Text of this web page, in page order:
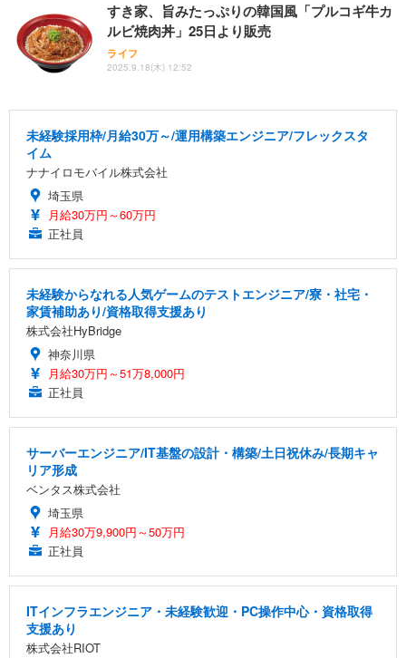
すき家、旨みたっぷりの韓国風「プルコギ牛カ
ルビ焼肉丼」25日より販売
ライフ
2025.9.18(木) 12:52
未経験採用枠/月給30万～/運用構築エンジニア/フレックスタ
イム
ナナイロモバイル株式会社
埼玉県
月給30万円～60万円
正社員
未経験からなれる人気ゲームのテストエンジニア/寮・社宅・
家賃補助あり/資格取得支援あり
株式会社HyBridge
神奈川県
月給30万円～51万8,000円
正社員
サーバーエンジニア/IT基盤の設計・構築/土日祝休み/長期キャ
リア形成
ベンタス株式会社
埼玉県
月給30万9,900円～50万円
正社員
ITインフラエンジニア・未経験歓迎・PC操作中心・資格取得
支援あり
株式会社RIOT